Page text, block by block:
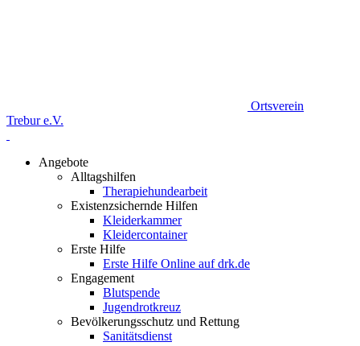
Ortsverein
Trebur e.V.
Angebote
Alltagshilfen
Therapiehundearbeit
Existenzsichernde Hilfen
Kleiderkammer
Kleidercontainer
Erste Hilfe
Erste Hilfe Online auf drk.de
Engagement
Blutspende
Jugendrotkreuz
Bevölkerungsschutz und Rettung
Sanitätsdienst